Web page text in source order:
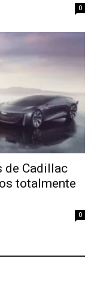
0
de Cadillac
totalmente
0